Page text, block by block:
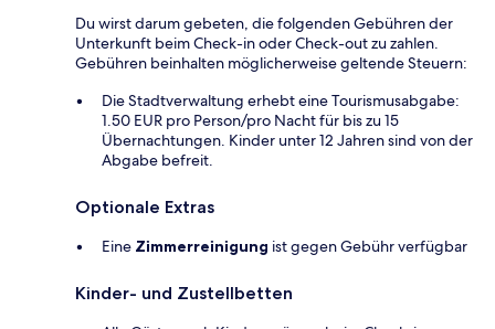
Du wirst darum gebeten, die folgenden Gebühren der
Unterkunft beim Check-in oder Check-out zu zahlen.
Gebühren beinhalten möglicherweise geltende Steuern:
Die Stadtverwaltung erhebt eine Tourismusabgabe:
1.50 EUR pro Person/pro Nacht für bis zu 15
Übernachtungen. Kinder unter 12 Jahren sind von der
Abgabe befreit.
Optionale Extras
Eine Zimmerreinigung ist gegen Gebühr verfügbar
Kinder- und Zustellbetten